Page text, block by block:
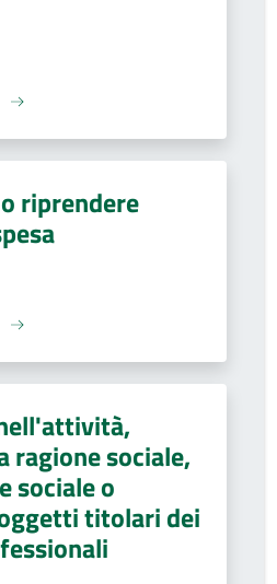
riprendere
ragione sociale,
sociale o
titolari dei